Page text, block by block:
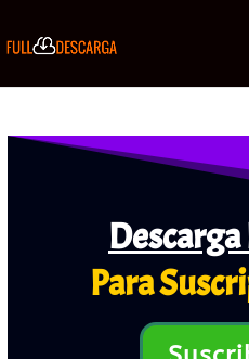
Para